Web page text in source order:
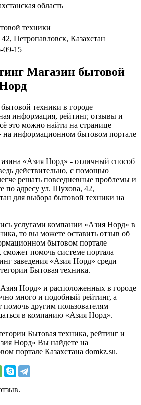
область
техники
Петропавловск, Казахстан
09-15
Магазин бытовой
техники в городе
информация, рейтинг, отзывы и
это можно найти на странице
информационном бытовом портале
«Азия Норд» - отличный способ
действительно, с помощью
решать повседневные проблемы и
по адресу ул. Шухова, 42,
для выбора бытовой техники на
услугами компании «Азия Норд» в
то вы можете оставить отзыв об
бытовом портале
помочь системе портала
заведения «Азия Норд» среди
Бытовая техника.
Норд» и расположенных в городе
много и подобный рейтинг, а
другим пользователям
в компанию «Азия Норд».
Бытовая техника, рейтинг и
Норд» Вы найдете на
портале Казахстана domkz.su.